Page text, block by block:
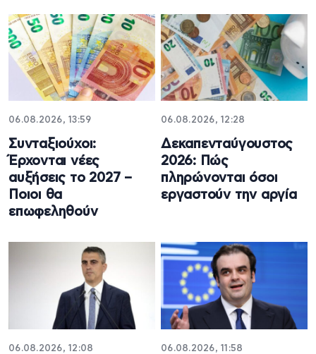
06.08.2026, 13:59
Συνταξιούχοι:
Έρχονται νέες
αυξήσεις το 2027 –
Ποιοι θα
επωφεληθούν
06.08.2026, 12:28
Δεκαπενταύγουστος
2026: Πώς
πληρώνονται όσοι
εργαστούν την αργία
06.08.2026, 12:08 06.08.2026, 11:58